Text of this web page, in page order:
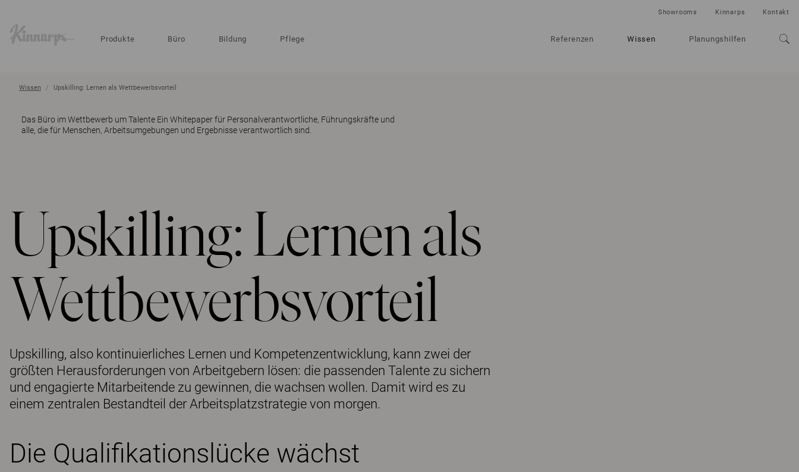
Produkte Büro Bildung Pflege Referenzen Wissen Planungshilfen
Showrooms Kinnarps Kontakt
Wissen Upskilling: Lernen als Wettbewerbsvorteil
Das Büro im Wettbewerb um Talente Ein Whitepaper für Personalverantwortliche, Führungskräfte und
alle, die für Menschen, Arbeitsumgebungen und Ergebnisse verantwortlich sind.
Upskilling: Lernen als
Wettbewerbsvorteil
Upskilling, also kontinuierliches Lernen und Kompetenzentwicklung, kann zwei der
größten Herausforderungen von Arbeitgebern lösen: die passenden Talente zu sichern
und engagierte Mitarbeitende zu gewinnen, die wachsen wollen. Damit wird es zu
einem zentralen Bestandteil der Arbeitsplatzstrategie von morgen.
Die Qualifikationslücke wächst